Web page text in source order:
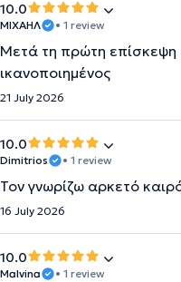
10.0
ΜΙΧΑΗΛ • 1 review
Μετά τη πρώτη
ικανοποιημένος
21 July 2026
10.0
Dimitrios • 1 review
Τον γνωρίζω αρκετό
16 July 2026
10.0
Malvina • 1 review